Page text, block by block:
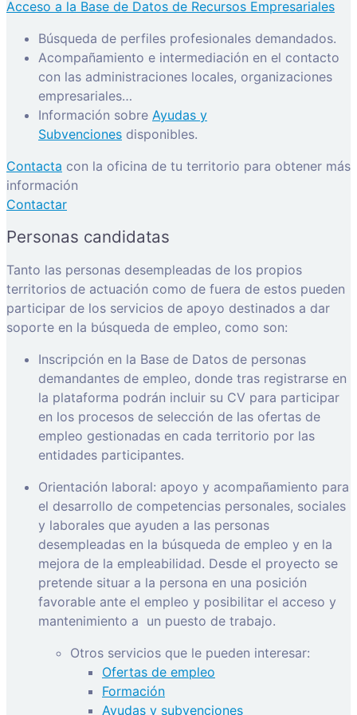
Acceso a la Base de Datos de Recursos Empresariales
Búsqueda de perfiles profesionales demandados.
Acompañamiento e intermediación en el contacto
con las administraciones locales, organizaciones
empresariales…
Información sobre Ayudas y
Subvenciones disponibles.
Contacta con la oficina de tu territorio para obtener más
información
Contactar
Personas candidatas
Tanto las personas desempleadas de los propios
territorios de actuación como de fuera de estos pueden
participar de los servicios de apoyo destinados a dar
soporte en la búsqueda de empleo, como son:
Inscripción en la Base de Datos de personas
demandantes de empleo, donde tras registrarse en
la plataforma podrán incluir su CV para participar
en los procesos de selección de las ofertas de
empleo gestionadas en cada territorio por las
entidades participantes.
Orientación laboral: apoyo y acompañamiento para
el desarrollo de competencias personales, sociales
y laborales que ayuden a las personas
desempleadas en la búsqueda de empleo y en la
mejora de la empleabilidad. Desde el proyecto se
pretende situar a la persona en una posición
favorable ante el empleo y posibilitar el acceso y
mantenimiento a un puesto de trabajo.
Otros servicios que le pueden interesar:
Ofertas de empleo
Formación
Ayudas y subvenciones